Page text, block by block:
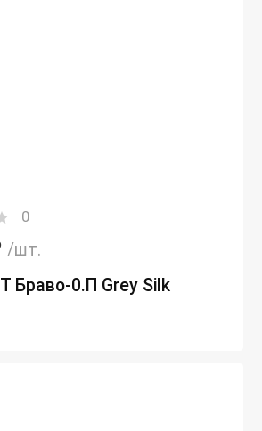
0
/шт.
Браво-0.П Grey Silk